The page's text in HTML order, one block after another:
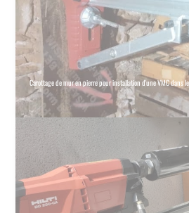
Carottage de mur en pierre pour installation d'une VMC dans